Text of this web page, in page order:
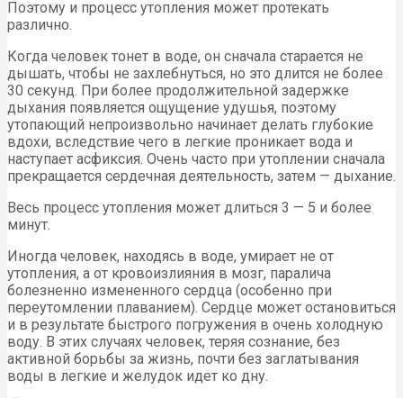
Поэтому и процесс утопления может протекать
различно.
Когда человек тонет в воде, он сначала старается не
дышать, чтобы не захлебнуться, но это длится не более
30 секунд. При более продолжительной задержке
дыхания появляется ощущение удушья, поэтому
утопающий непроизвольно начинает делать глубокие
вдохи, вследствие чего в легкие проникает вода и
наступает асфиксия. Очень часто при утоплении сначала
прекращается сердечная деятельность, затем — дыхание.
Весь процесс утопления может длиться 3 — 5 и более
минут.
Иногда человек, находясь в воде, умирает не от
утопления, а от кровоизлияния в мозг, паралича
болезненно измененного сердца (особенно при
переутомлении плаванием). Сердце может остановиться
и в результате быстрого погружения в очень холодную
воду. В этих случаях человек, теряя сознание, без
активной борьбы за жизнь, почти без заглатывания
воды в легкие и желудок идет ко дну.